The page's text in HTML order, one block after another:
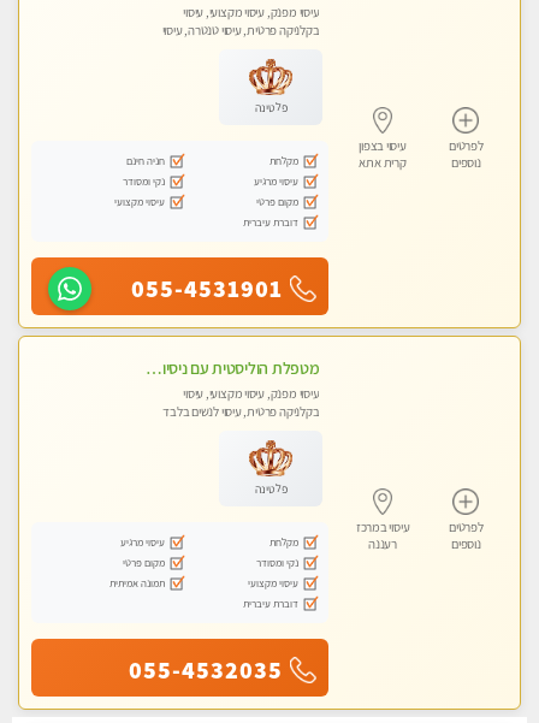
לפרטים
נוספים
עיסוי בצפון
קרית אתא
עיסוי מפנק, עיסוי מקצועי, עיסוי
בקלניקה פרטית, עיסוי טנטרה, עיסוי
פלטינה
מקלחת
חניה חינם
עיסוי מרגיע
נקי ומסודר
מקום פרטי
עיסוי מקצועי
דוברת עיברית
055-4531901
לפרטים
נוספים
עיסוי במרכז
רעננה
מטפלת הוליסטית עם ניסיון מעל עשור. עיסוי הוליסטי לגוף ולנשמה עם שמנים חמים מתאים: לגברים/נשים ונשים בהריון . ומקצועית ברמה גבוהה
עיסוי מפנק, עיסוי מקצועי, עיסוי
בקלניקה פרטית, עיסוי לנשים בלבד
פלטינה
מקלחת
עיסוי מרגיע
נקי ומסודר
מקום פרטי
עיסוי מקצועי
תמונה אמיתית
דוברת עיברית
055-4532035